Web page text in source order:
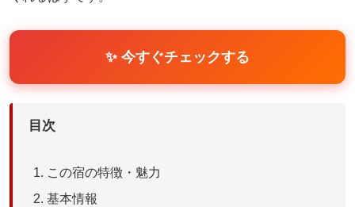
✨ 今すぐチェックする
目次
この宿の特徴・魅力
基本情報